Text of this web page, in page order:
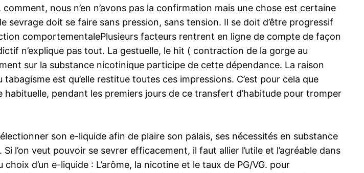
nous n’en n’avons pas la confirmation mais une chose est certaine
sevrage doit se faire sans pression, sans tension. Il se doit d’être progressif
comportementalePlusieurs facteurs rentrent en ligne de compte de façon
n’explique pas tout. La gestuelle, le hit ( contraction de la gorge au
sur la substance nicotinique participe de cette dépendance. La raison
est qu’elle restitue toutes ces impressions. C’est pour cela que
habituelle, pendant les premiers jours de ce transfert d’habitude pour tromper
son e-liquide afin de plaire son palais, ses nécessités en substance
l’on veut pouvoir se sevrer efficacement, il faut allier l’utile et l’agréable dans
d’un e-liquide : L’arôme, la nicotine et le taux de PG/VG. pour